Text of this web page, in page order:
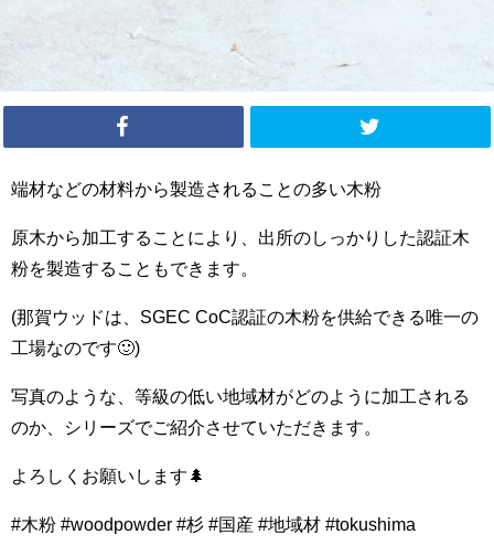
端材などの材料から製造されることの多い木粉
原木から加工することにより、出所のしっかりした認証木
粉を製造することもできます。
(那賀ウッドは、SGEC CoC認証の木粉を供給できる唯一の
工場なのです🙂)
写真のような、等級の低い地域材がどのように加工される
のか、シリーズでご紹介させていただきます。
よろしくお願いします🌲
#木粉 #woodpowder #杉 #国産 #地域材 #tokushima